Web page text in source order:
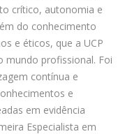
crítico, autonomia e
do conhecimento
e éticos, que a UCP
mundo profissional. Foi
contínua e
e
em evidência
Especialista em